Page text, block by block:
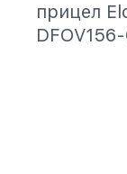
прицел